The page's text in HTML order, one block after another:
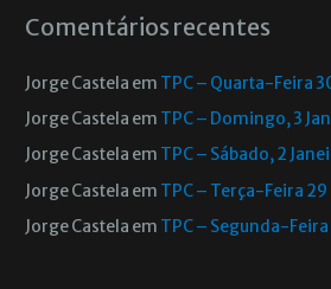
Comentários recentes
Jorge Castela em TPC – Quarta-Feira
Jorge Castela em TPC – Domingo, 3
Jorge Castela em TPC – Sábado, 2
Jorge Castela em TPC – Terça-Feira
Jorge Castela em TPC – Segunda-